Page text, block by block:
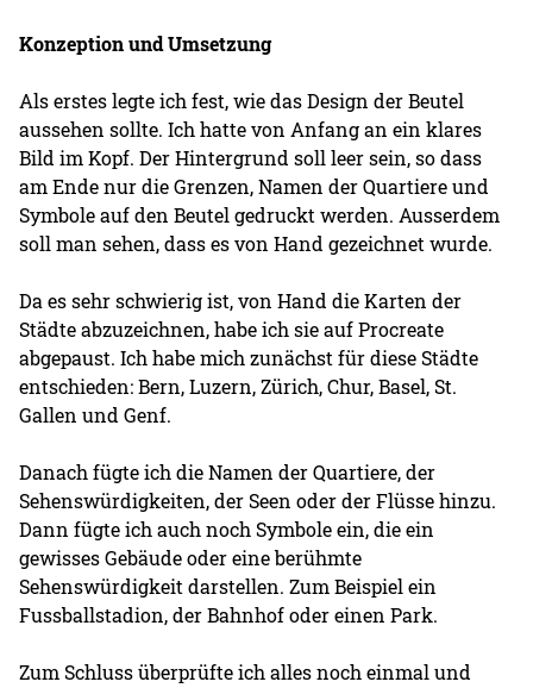
Konzeption und Umsetzung
Als erstes legte ich fest, wie das Design der Beutel
aussehen sollte. Ich hatte von Anfang an ein klares
Bild im Kopf. Der Hintergrund soll leer sein, so dass
am Ende nur die Grenzen, Namen der Quartiere und
Symbole auf den Beutel gedruckt werden. Ausserdem
soll man sehen, dass es von Hand gezeichnet wurde.
Da es sehr schwierig ist, von Hand die Karten der
Städte abzuzeichnen, habe ich sie auf Procreate
abgepaust. Ich habe mich zunächst für diese Städte
entschieden: Bern, Luzern, Zürich, Chur, Basel, St.
Gallen und Genf.
Danach fügte ich die Namen der Quartiere, der
Sehenswürdigkeiten, der Seen oder der Flüsse hinzu.
Dann fügte ich auch noch Symbole ein, die ein
gewisses Gebäude oder eine berühmte
Sehenswürdigkeit darstellen. Zum Beispiel ein
Fussballstadion, der Bahnhof oder einen Park.
Zum Schluss überprüfte ich alles noch einmal und